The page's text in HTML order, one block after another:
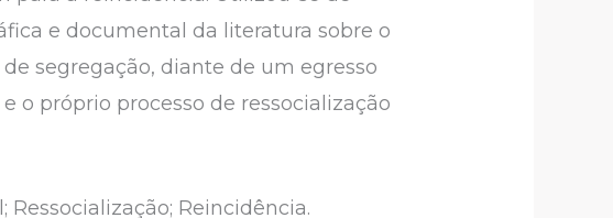
e documental da literatura sobre o
segregação, diante de um egresso
o próprio processo de ressocialização
Reincidência.